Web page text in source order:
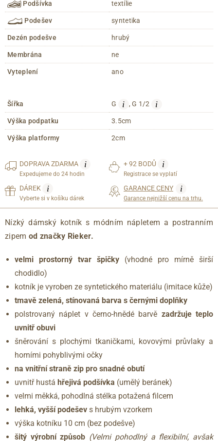
Podšívka textílie
Podešev syntetika
Dezén podešve hrubý
Membrána ne
Vyteplení ano
Šířka G i , G 1/2 i
Výška podpatku 3.5cm
Výška platformy 2cm
DOPRAVAZDARMA i
Expedujeme do 24 hodin
+ 92 BODŮ i
Registrace se vyplatí
DÁREK i
Vyberte si v košíku dárek
GARANCE CENY i
Garance nejnižší cenu na trhu.
Nízký dámský kotník s módním nápletem a postranním
zipem od značky Rieker.
velmi prostorný tvar špičky (vhodné pro mírně širší
chodidlo)
kotník je vyroben ze syntetického materiálu (imitace kůže)
tmavě zelená, stínovaná barva s černými doplňky
polstrovaný náplet v černo-hnědé barvě zadržuje teplo
uvnitř obuvi
šněrování s plochými tkaničkami, kovovými průvlaky a
horními pohyblivými očky
na vnitřní straně zip pro snadné obutí
uvnitř hustá hřejivá podšívka (umělý beránek)
velmi měkká, pohodlná stélka potažená filcem
lehká, vyšší podešev s hrubým vzorkem
výška kotníku 10 cm (bez podešve)
šitý výrobní způsob (Velmi pohodlný a flexibilní, avšak